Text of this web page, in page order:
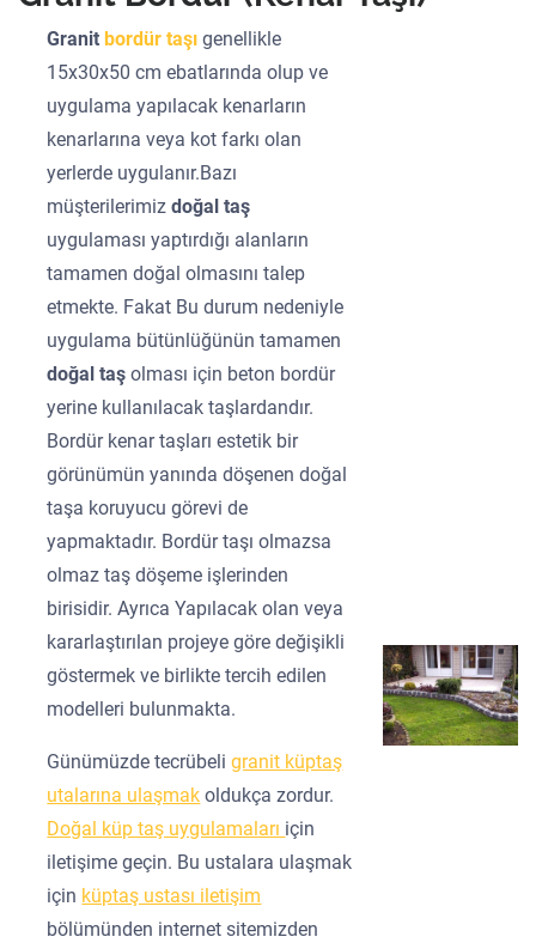
Granitbordür taşı genellikle
15x30x50 cm ebatlarında olup ve
uygulama yapılacak kenarların
kenarlarına veya kot farkı olan
yerlerde uygulanır.Bazı
müşterilerimizdoğal taş
uygulaması yaptırdığı alanların
tamamen doğal olmasını talep
etmekte. Fakat Bu durum nedeniyle
uygulama bütünlüğünün tamamen
doğal taşolması için beton bordür
yerine kullanılacak taşlardandır.
Bordür kenar taşları estetik bir
görünümün yanında döşenen doğal
taşa koruyucu görevi de
yapmaktadır. Bordür taşı olmazsa
olmaz taş döşeme işlerinden
birisidir. Ayrıca Yapılacak olan veya
kararlaştırılan projeye göre değişikli
göstermek ve birlikte tercih edilen
modelleri bulunmakta.
Günümüzde tecrübeligranit küptaş
utalarına ulaşmak oldukça zordur.
Doğal küp taş uygulamaları için
iletişime geçin. Bu ustalara ulaşmak
için küptaş ustası iletişim
bölümünden internet sitemizden